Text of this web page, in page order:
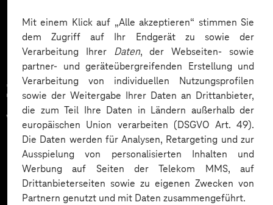
Mit einem Klick auf „Alle akzeptieren“ stimmen Sie
dem Zugriff auf Ihr Endgerät zu sowie der
Verarbeitung Ihrer Daten, der Webseiten- sowie
partner- und geräteübergreifenden Erstellung und
Verarbeitung von individuellen Nutzungsprofilen
sowie der Weitergabe Ihrer Daten an Drittanbieter,
die zum Teil Ihre Daten in Ländern außerhalb der
europäischen Union verarbeiten (DSGVO Art. 49).
Die Daten werden für Analysen, Retargeting und zur
Ausspielung von personalisierten Inhalten und
Werbung auf Seiten der Telekom MMS, auf
Drittanbieterseiten sowie zu eigenen Zwecken von
Partnern genutzt und mit Daten zusammengeführt.
Zahlreiche Unternehmen
vertrauen auf unsere
Expertise. Hier eine Auswahl: